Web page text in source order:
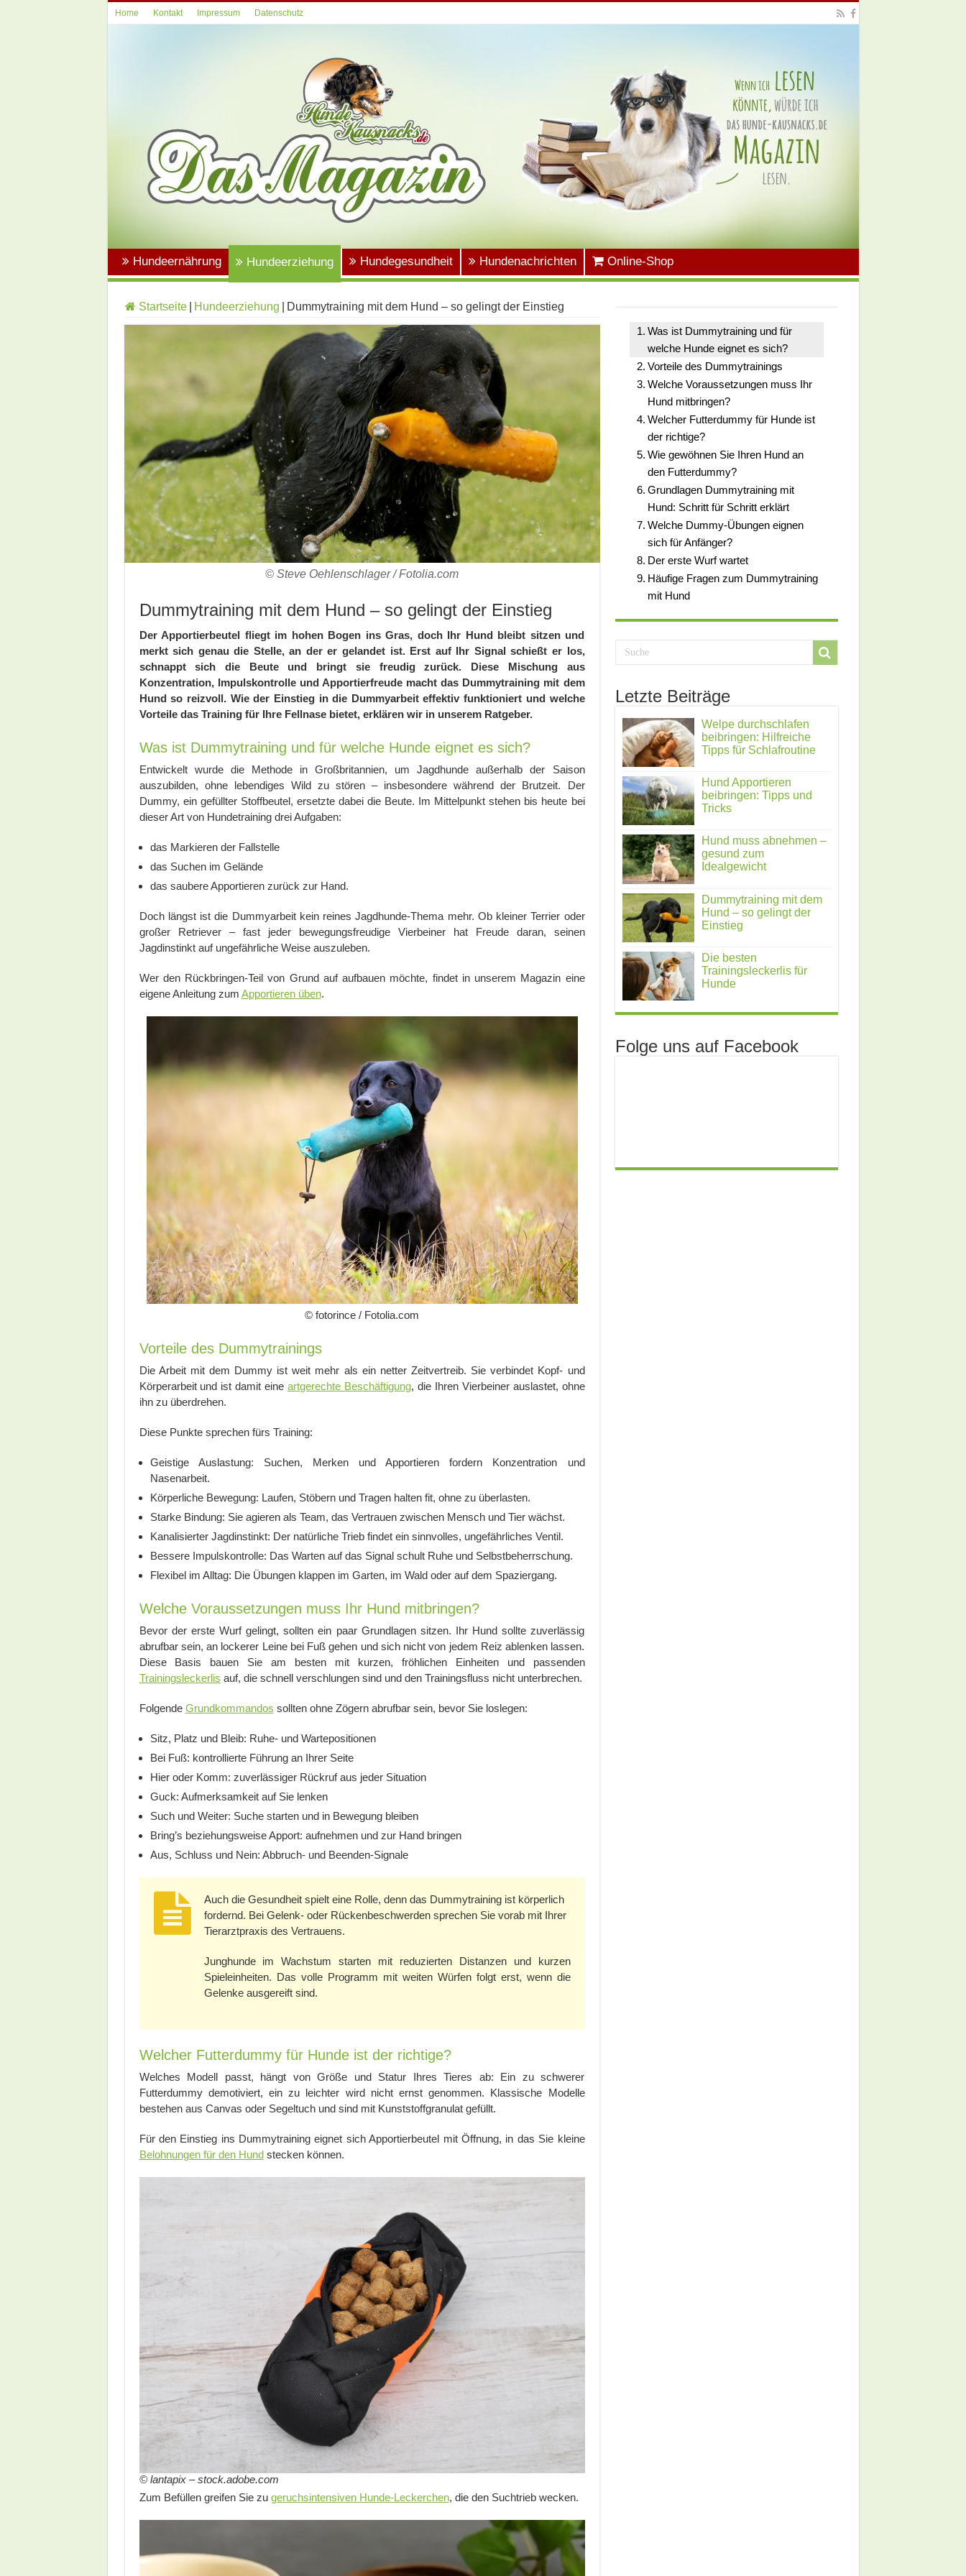
Home Kontakt Impressum Datenschutz
Hundeernährung Hundeerziehung Hundegesundheit Hundenachrichten Online-Shop
Startseite Hundeerziehung Dummytraining mit dem Hund – so gelingt der Einstieg
© Steve Oehlenschlager / Fotolia.com
Dummytraining mit dem Hund – so gelingt der Einstieg
Der Apportierbeutel fliegt im hohen Bogen ins Gras, doch Ihr Hund bleibt sitzen und
merkt sich genau die Stelle, an der er gelandet ist. Erst auf Ihr Signal schießt er los,
schnappt sich die Beute und bringt sie freudig zurück. Diese Mischung aus
Konzentration, Impulskontrolle und Apportierfreude macht das Dummytraining mit dem
Hund so reizvoll. Wie der Einstieg in die Dummyarbeit effektiv funktioniert und welche
Vorteile das Training für Ihre Fellnase bietet, erklären wir in unserem Ratgeber.
Was ist Dummytraining und für welche Hunde eignet es sich?
Entwickelt wurde die Methode in Großbritannien, um Jagdhunde außerhalb der Saison
auszubilden, ohne lebendiges Wild zu stören – insbesondere während der Brutzeit. Der
Dummy, ein gefüllter Stoffbeutel, ersetzte dabei die Beute. Im Mittelpunkt stehen bis heute bei
dieser Art von Hundetraining drei Aufgaben:
das Markieren der Fallstelle
das Suchen im Gelände
das saubere Apportieren zurück zur Hand.
Doch längst ist die Dummyarbeit kein reines Jagdhunde-Thema mehr. Ob kleiner Terrier oder
großer Retriever – fast jeder bewegungsfreudige Vierbeiner hat Freude daran, seinen
Jagdinstinkt auf ungefährliche Weise auszuleben.
Wer den Rückbringen-Teil von Grund auf aufbauen möchte, findet in unserem Magazin eine
eigene Anleitung zum Apportieren üben.
© fotorince / Fotolia.com
Vorteile des Dummytrainings
Die Arbeit mit dem Dummy ist weit mehr als ein netter Zeitvertreib. Sie verbindet Kopf- und
Körperarbeit und ist damit eineartgerechte Beschäftigung, die Ihren Vierbeiner auslastet, ohne
ihn zu überdrehen.
Diese Punkte sprechen fürs Training:
Geistige Auslastung: Suchen, Merken und Apportieren fordern Konzentration und
Nasenarbeit.
Körperliche Bewegung: Laufen, Stöbern und Tragen halten fit, ohne zu überlasten.
Starke Bindung: Sie agieren als Team, das Vertrauen zwischen Mensch und Tier wächst.
Kanalisierter Jagdinstinkt: Der natürliche Trieb findet ein sinnvolles, ungefährliches Ventil.
Bessere Impulskontrolle: Das Warten auf das Signal schult Ruhe und Selbstbeherrschung.
Flexibel im Alltag: Die Übungen klappen im Garten, im Wald oder auf dem Spaziergang.
Welche Voraussetzungen muss Ihr Hund mitbringen?
Bevor der erste Wurf gelingt, sollten ein paar Grundlagen sitzen. Ihr Hund sollte zuverlässig
abrufbar sein, an lockerer Leine bei Fuß gehen und sich nicht von jedem Reiz ablenken lassen.
Diese Basis bauen Sie am besten mit kurzen, fröhlichen Einheiten und passenden
Trainingsleckerlis auf, die schnell verschlungen sind und den Trainingsfluss nicht unterbrechen.
Folgende Grundkommandos sollten ohne Zögern abrufbar sein, bevor Sie loslegen:
Sitz, Platz und Bleib: Ruhe- und Wartepositionen
Bei Fuß: kontrollierte Führung an Ihrer Seite
Hier oder Komm: zuverlässiger Rückruf aus jeder Situation
Guck: Aufmerksamkeit auf Sie lenken
Such und Weiter: Suche starten und in Bewegung bleiben
Bring’s beziehungsweise Apport: aufnehmen und zur Hand bringen
Aus, Schluss und Nein: Abbruch- und Beenden-Signale
Auch die Gesundheit spielt eine Rolle, denn das Dummytraining ist körperlich
fordernd. Bei Gelenk- oder Rückenbeschwerden sprechen Sie vorab mit Ihrer
Tierarztpraxis des Vertrauens.
Junghunde im Wachstum starten mit reduzierten Distanzen und kurzen
Spieleinheiten. Das volle Programm mit weiten Würfen folgt erst, wenn die
Gelenke ausgereift sind.
Welcher Futterdummy für Hunde ist der richtige?
Welches Modell passt, hängt von Größe und Statur Ihres Tieres ab: Ein zu schwerer
Futterdummy demotiviert, ein zu leichter wird nicht ernst genommen. Klassische Modelle
bestehen aus Canvas oder Segeltuch und sind mit Kunststoffgranulat gefüllt.
Für den Einstieg ins Dummytraining eignet sich Apportierbeutel mit Öffnung, in das Sie kleine
Belohnungen für den Hundstecken können.
© lantapix – stock.adobe.com
Zum Befüllen greifen Sie zu geruchsintensiven Hunde-Leckerchen, die den Suchtrieb wecken.
Was ist Dummytraining und für
welche Hunde eignet es sich?
Vorteile des Dummytrainings
Welche Voraussetzungen muss Ihr
Hund mitbringen?
Welcher Futterdummy für Hunde ist
der richtige?
Wie gewöhnen Sie Ihren Hund an
den Futterdummy?
Grundlagen Dummytraining mit
Hund: Schritt für Schritt erklärt
Welche Dummy-Übungen eignen
sich für Anfänger?
Der erste Wurf wartet
Häufige Fragen zum Dummytraining
mit Hund
Letzte Beiträge
Welpe durchschlafen
beibringen: Hilfreiche
Tipps für Schlafroutine
Hund Apportieren
beibringen: Tipps und
Tricks
Hund muss abnehmen –
gesund zum
Idealgewicht
Dummytraining mit dem
Hund – so gelingt der
Einstieg
Die besten
Trainingsleckerlis für
Hunde
Folge uns auf Facebook